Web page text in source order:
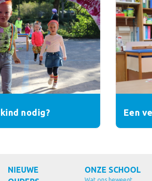
nodig? Een
NIEUWE
ONZE SCHOOL